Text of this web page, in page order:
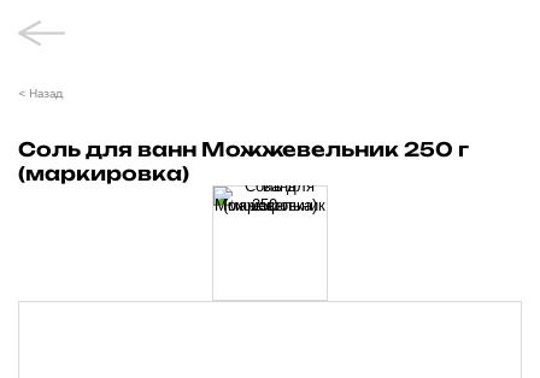
Глаза
Увлажнение
Губы
Руки
Очищение
Уход
Эфирные масла
Команда
< Назад
Соль для ванн Можжевельник 250 г
(маркировка)